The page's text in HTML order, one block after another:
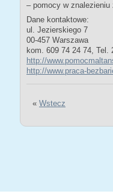
– pomocy w znalezieniu
Dane kontaktowe:
ul. Jezierskiego 7
00-457 Warszawa
kom. 609 74 24 74, Tel.
http://
http://www.praca-
« Wstecz